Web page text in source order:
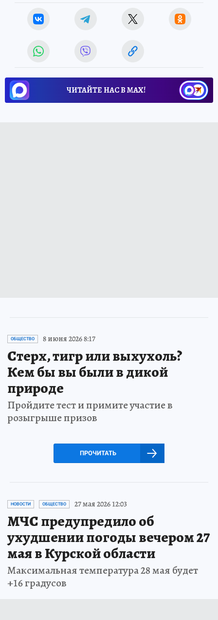
ЧИТАЙТЕ НАС В МАХ!
ОБЩЕСТВО 8 июня 2026 8:17
Стерх, тигр или выхухоль?
Кем бы вы были в дикой
природе
Пройдите тест и примите участие в
розыгрыше призов
ПРОЧИТАТЬ
НОВОСТИ ОБЩЕСТВО 27 мая 2026 12:03
МЧС предупредило об
ухудшении погоды вечером 27
мая в Курской области
Максимальная температура 28 мая будет
+16 градусов